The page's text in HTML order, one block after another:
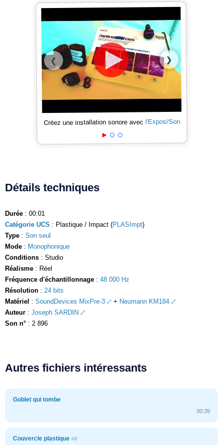
❮ ❯
Créez une installation sonore avec l'Exposi'Son
Détails techniques
Durée : 00:01
Catégorie UCS : Plastique / Impact (PLASImpt)
Type : Son seul
Mode : Monophonique
Conditions : Studio
Réalisme : Réel
Fréquence d'échantillonnage : 48 000 Hz
Résolution : 24 bits
Matériel : SoundDevices MixPre-3 + Neumann KM184
Auteur : Joseph SARDIN
Son n° : 2 896
Autres fichiers intéressants
Goblet qui tombe
00:39
Couvercle plastique #8